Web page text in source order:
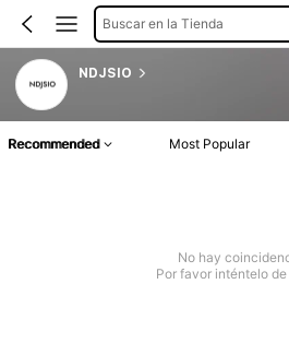
Buscar en la Tienda
NDJSIO
Recommended Most Popular
No hay
Por favor inténtelo